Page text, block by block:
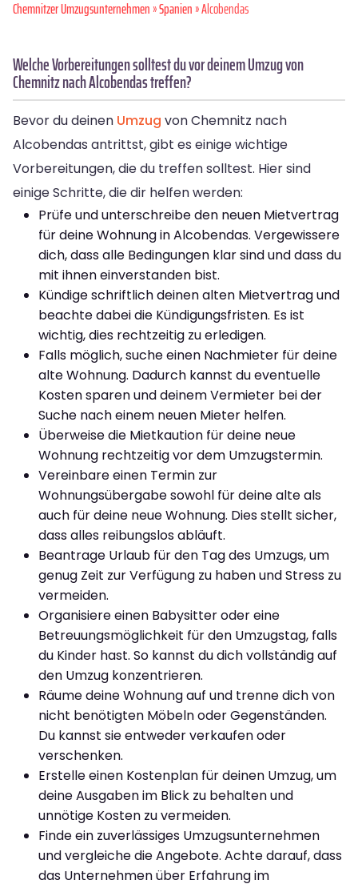
Chemnitzer Umzugsunternehmen»Spanien» Alcobendas
Welche Vorbereitungen solltest du vor deinem Umzug von
Chemnitz nach Alcobendas treffen?
Bevor du deinen Umzug von Chemnitz nach
Alcobendas antrittst, gibt es einige wichtige
Vorbereitungen, die du treffen solltest. Hier sind
einige Schritte, die dir helfen werden:
Prüfe und unterschreibe den neuen Mietvertrag
für deine Wohnung in Alcobendas. Vergewissere
dich, dass alle Bedingungen klar sind und dass du
mit ihnen einverstanden bist.
Kündige schriftlich deinen alten Mietvertrag und
beachte dabei die Kündigungsfristen. Es ist
wichtig, dies rechtzeitig zu erledigen.
Falls möglich, suche einen Nachmieter für deine
alte Wohnung. Dadurch kannst du eventuelle
Kosten sparen und deinem Vermieter bei der
Suche nach einem neuen Mieter helfen.
Überweise die Mietkaution für deine neue
Wohnung rechtzeitig vor dem Umzugstermin.
Vereinbare einen Termin zur
Wohnungsübergabe sowohl für deine alte als
auch für deine neue Wohnung. Dies stellt sicher,
dass alles reibungslos abläuft.
Beantrage Urlaub für den Tag des Umzugs, um
genug Zeit zur Verfügung zu haben und Stress zu
vermeiden.
Organisiere einen Babysitter oder eine
Betreuungsmöglichkeit für den Umzugstag, falls
du Kinder hast. So kannst du dich vollständig auf
den Umzug konzentrieren.
Räume deine Wohnung auf und trenne dich von
nicht benötigten Möbeln oder Gegenständen.
Du kannst sie entweder verkaufen oder
verschenken.
Erstelle einen Kostenplan für deinen Umzug, um
deine Ausgaben im Blick zu behalten und
unnötige Kosten zu vermeiden.
Finde ein zuverlässiges Umzugsunternehmen
und vergleiche die Angebote. Achte darauf, dass
das Unternehmen über Erfahrung im